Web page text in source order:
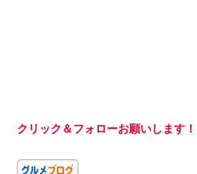
クリック＆フォローお願いします！